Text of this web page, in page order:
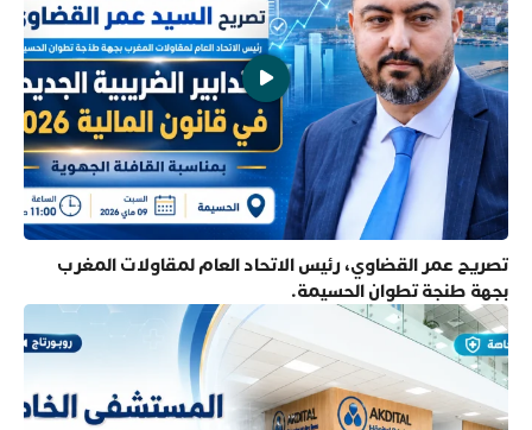
تصريح عمر القضاوي، رئيس الاتحاد العام لمقاولات المغرب
بجهة طنجة تطوان الحسيمة.